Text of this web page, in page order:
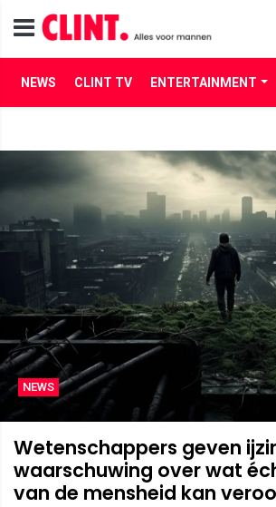
NEWS CLINT TV ENTERTAINMENT
NEWS
Wetenschappers geven
waarschuwing over wat
van de mensheid kan